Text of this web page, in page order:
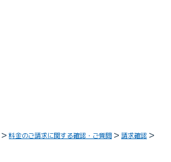
料金のご請求に関する確認・ご質問
請求確認